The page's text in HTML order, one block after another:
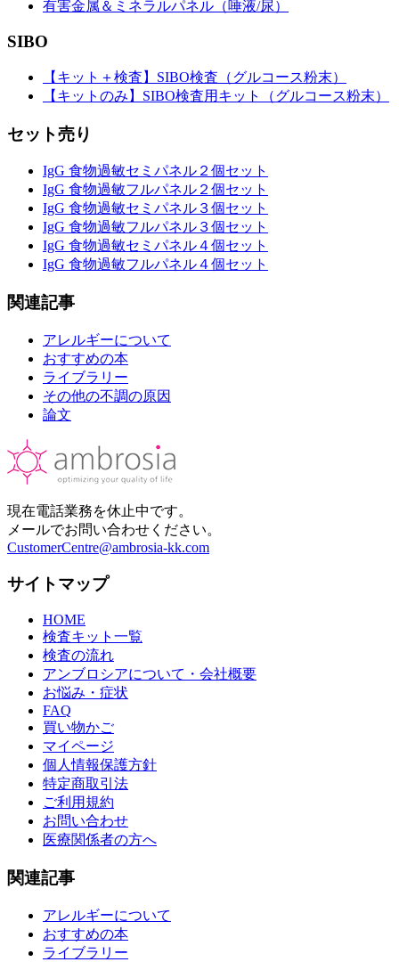
有害金属＆ミネラルパネル（唾液/尿）
SIBO
【キット＋検査】SIBO検査（グルコース粉末）
【キットのみ】SIBO検査用キット（グルコース粉末）
セット売り
IgG 食物過敏セミパネル２個セット
IgG 食物過敏フルパネル２個セット
IgG 食物過敏セミパネル３個セット
IgG 食物過敏フルパネル３個セット
IgG 食物過敏セミパネル４個セット
IgG 食物過敏フルパネル４個セット
関連記事
アレルギーについて
おすすめの本
ライブラリー
その他の不調の原因
論文
現在電話業務を休止中です。
メールでお問い合わせください。
CustomerCentre@ambrosia-kk.com
サイトマップ
HOME
検査キット一覧
検査の流れ
アンブロシアについて・会社概要
お悩み・症状
FAQ
買い物かご
マイページ
個人情報保護方針
特定商取引法
ご利用規約
お問い合わせ
医療関係者の方へ
関連記事
アレルギーについて
おすすめの本
ライブラリー